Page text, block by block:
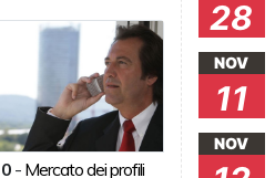
0 - Mercato dei profili
28
NOV
11
NOV